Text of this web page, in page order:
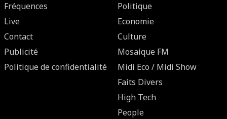
Fréquences
Live
Contact
Publicité
Politique de confidentialité
Politique
Economie
Culture
Mosaique FM
Midi Eco / Midi Show
Faits Divers
High Tech
People